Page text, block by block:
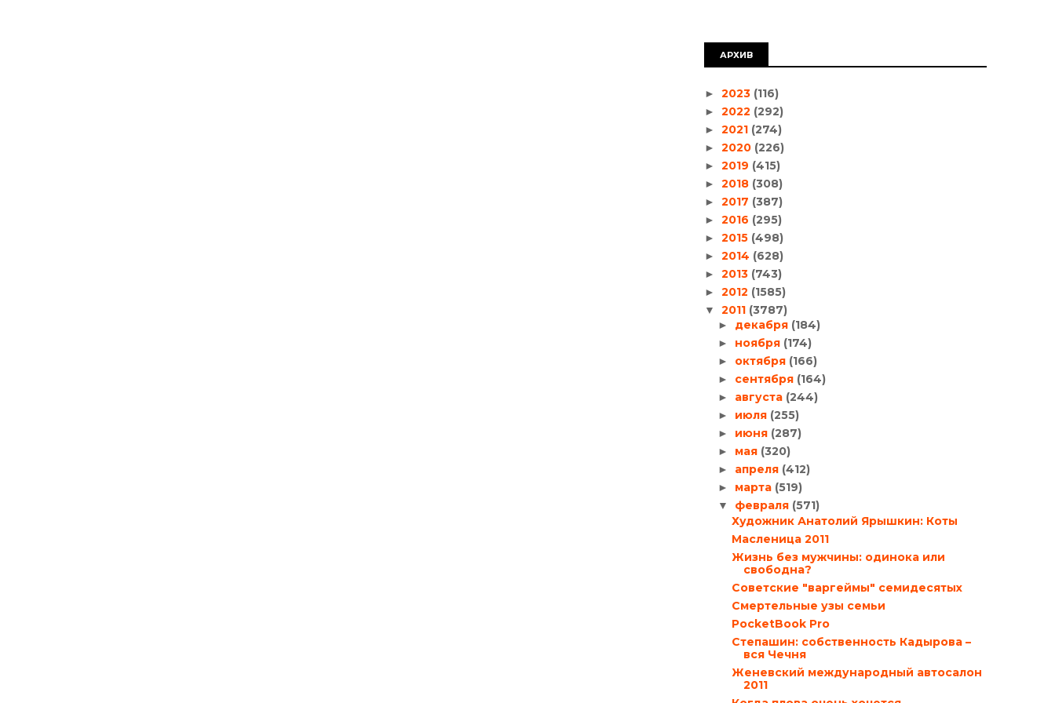
АРХИВ
► 2023 (116)
► 2022 (292)
► 2021 (274)
► 2020 (226)
► 2019 (415)
► 2018 (308)
► 2017 (387)
► 2016 (295)
► 2015 (498)
► 2014 (628)
► 2013 (743)
► 2012 (1585)
▼ 2011 (3787)
► декабря (184)
► ноября (174)
► октября (166)
► сентября (164)
► августа (244)
► июля (255)
► июня (287)
► мая (320)
► апреля (412)
► марта (519)
▼ февраля (571)
Художник Анатолий Ярышкин: Коты
Масленица 2011
Жизнь без мужчины: одинока или
свободна?
Советские "варгеймы" семидесятых
Смертельные узы семьи
PocketBook Pro
Степашин: собственность Кадырова –
вся Чечня
Женевский международный автосалон
2011